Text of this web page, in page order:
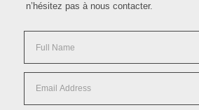
n’hésitez pas à nous contacter.